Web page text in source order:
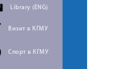
Library (ENG)
Визит в КГМУ
Спорт в КГМУ